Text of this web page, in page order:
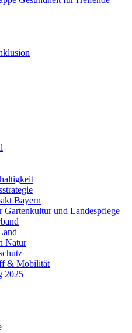
Bayern
Gartenkultur und Landespflege
Natur
& Mobilität
2025